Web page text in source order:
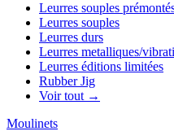
Leurres souples
Leurres souples
Leurres durs
Leurres metalliques/
Leurres éditions limitées
Rubber Jig
Voir tout →
Moulinets